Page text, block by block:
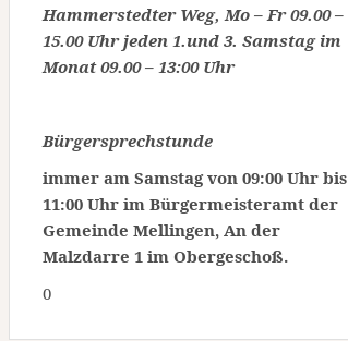
Hammerstedter Weg, Mo – Fr 09.00 –
15.00 Uhr jeden 1.und 3. Samstag im
Monat 09.00 – 13:00 Uhr
Bürgersprechstunde
immer am Samstag von 09:00 Uhr bis
11:00 Uhr im Bürgermeisteramt der
Gemeinde Mellingen, An der
Malzdarre 1 im Obergeschoß.
0